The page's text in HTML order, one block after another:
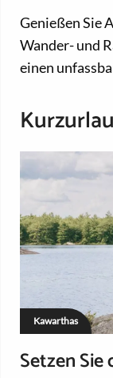
Genießen Sie
Wander- und
einen
Kawarthas
Setzen Sie